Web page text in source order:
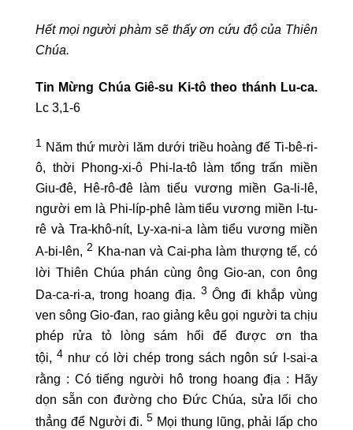
Hết mọi người phàm sẽ thấy ơn cứu độ của Thiên
Chúa.
Tin Mừng Chúa Giê-su Ki-tô theo thánh Lu-ca.
Lc 3,1-6
1 Năm thứ mười lăm dưới triều hoàng đế Ti-bê-ri-
ô, thời Phong-xi-ô Phi-la-tô làm tổng trấn miền
Giu-đê, Hê-rô-đê làm tiểu vương miền Ga-li-lê,
người em là Phi-líp-phê làm tiểu vương miền I-tu-
rê và Tra-khô-nít, Ly-xa-ni-a làm tiểu vương miền
A-bi-lên,2 Kha-nan và Cai-pha làm thượng tế, có
lời Thiên Chúa phán cùng ông Gio-an, con ông
Da-ca-ri-a, trong hoang địa. 3 Ông đi khắp vùng
ven sông Gio-đan, rao giảng kêu gọi người ta chịu
phép rửa tỏ lòng sám hối để được ơn tha
tội, 4 như có lời chép trong sách ngôn sứ I-sai-a
rằng : Có tiếng người hô trong hoang địa : Hãy
dọn sẵn con đường cho Đức Chúa, sửa lối cho
thẳng để Người đi.5 Mọi thung lũng, phải lấp cho